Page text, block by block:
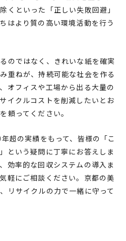
くといった「正しい失敗回避」
はより質の高い環境活動を行う
のではなく、きれいな紙を確実
重ねが、持続可能な社会を作る
オフィスや工場から出る大量の
イクルコストを削減したいとお
頼ってください。
超の実績をもって、皆様の「こ
という疑問に丁寧にお答えしま
効率的な回収システムの導入ま
軽にご相談ください。京都の美
リサイクルの力で一緒に守って